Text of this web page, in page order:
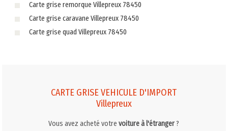
Carte grise remorque Villepreux 78450
Carte grise caravane Villepreux 78450
Carte grise quad Villepreux 78450
CARTE GRISE VEHICULE D'IMPORT
Villepreux
Vous avez acheté votrevoiture à l'étranger?